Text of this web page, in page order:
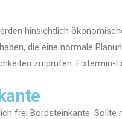
hinsichtlich
die eine normale
zu prüfen. Fixtermin-
frei Bordsteinkante.